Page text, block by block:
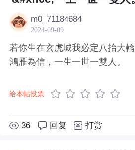
m0_71184684
2024-09-09
若你生在玄虎城我必定八抬大
鴻雁為信，一生一世一雙人。
给本帖投票
36 回复 打赏